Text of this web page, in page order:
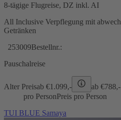
8-tägige Flugreise, DZ inkl. AI
All Inclusive Verpflegung mit
Getränken
253009Bestellnr.:
Pauschalreise
Alter Preisab €1.099,- ab €788,-
pro PersonPreis pro Person
TUI BLUE Samaya